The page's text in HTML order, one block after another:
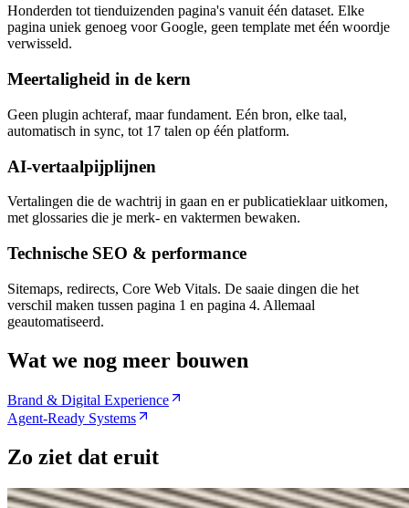
Honderden tot tienduizenden pagina's vanuit één dataset. Elke
pagina uniek genoeg voor Google, geen template met één woordje
verwisseld.
Meertaligheid in de kern
Geen plugin achteraf, maar fundament. Eén bron, elke taal,
automatisch in sync, tot 17 talen op één platform.
AI-vertaalpijplijnen
Vertalingen die de wachtrij in gaan en er publicatieklaar uitkomen,
met glossaries die je merk- en vaktermen bewaken.
Technische SEO & performance
Sitemaps, redirects, Core Web Vitals. De saaie dingen die het
verschil maken tussen pagina 1 en pagina 4. Allemaal
geautomatiseerd.
Wat we nog meer bouwen
Brand & Digital Experience
Agent-Ready Systems
Zo ziet dat eruit